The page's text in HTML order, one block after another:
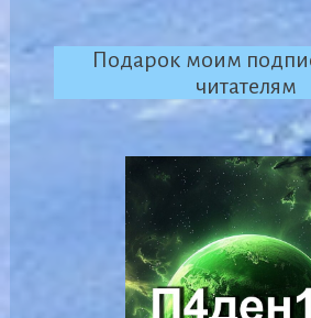
Подарок моим
читателям